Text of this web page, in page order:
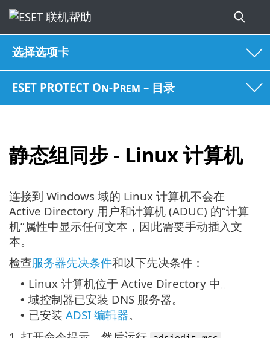
选择选项卡
ESET PROTECT On-Prem – 目录
静态组同步 - Linux 计算机
连接到 Windows 域的 Linux 计算机不会在
Active Directory 用户和计算机 (ADUC) 的“计算
机”属性中显示任何文本，因此需要手动插入文
本。
检查服务器先决条件和以下先决条件：
• Linux 计算机位于 Active Directory 中。
• 域控制器已安装 DNS 服务器。
• 已安装 ADSI 编辑器。